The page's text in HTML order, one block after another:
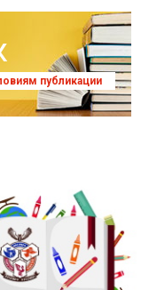
публикации